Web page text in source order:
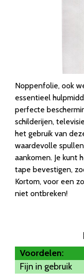
Noppenfolie, ook
essentieel
perfecte
schilderijen,
het gebruik van
waardevolle
aankomen. Je kunt
tape bevestigen,
Kortom, voor een
niet ontbreken!
Voordelen:
Fijn in gebruik